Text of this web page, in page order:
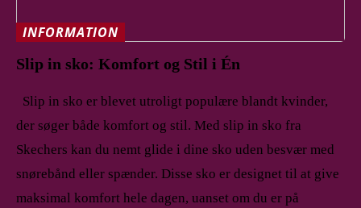
INFORMATION
Slip in sko: Komfort og Stil i Én
Slip in sko er blevet utroligt populære blandt kvinder,
der søger både komfort og stil. Med slip in sko fra
Skechers kan du nemt glide i dine sko uden besvær med
snørebånd eller spænder. Disse sko er designet til at give
maksimal komfort hele dagen, uanset om du er på